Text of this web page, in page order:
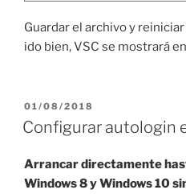
Guardar el archivo y
ido bien, VSC se mostrará
PUBLICADO
EL
01/08/2018
Configurar autologin
Arrancar directamente
Windows 8 y Windows 10